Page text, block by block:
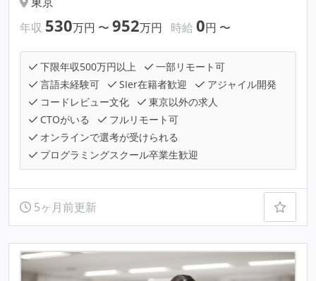
年収 530万円 〜 952万円 時給 0円 〜
下限年収500万円以上
一部リモート可
言語未経験可
SIer在籍者歓迎
アジャイル開発
コードレビュー文化
東京以外の求人
CTOがいる
フルリモート可
オンラインで選考が受けられる
プログラミングスクール卒業生歓迎
5ヶ月前更新